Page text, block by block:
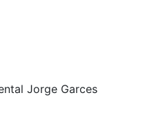
Jorge Garces